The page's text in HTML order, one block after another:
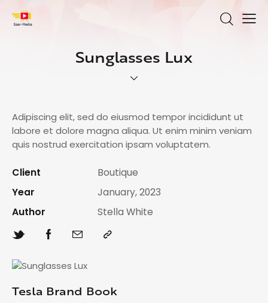
Sunglasses Lux
Adipiscing elit, sed do eiusmod tempor incididunt ut
labore et dolore magna aliqua. Ut enim minim veniam
quis nostrud exercitation ipsam voluptatem.
Client
Boutique
Year
January, 2023
Author
Stella White
Tesla Brand Book